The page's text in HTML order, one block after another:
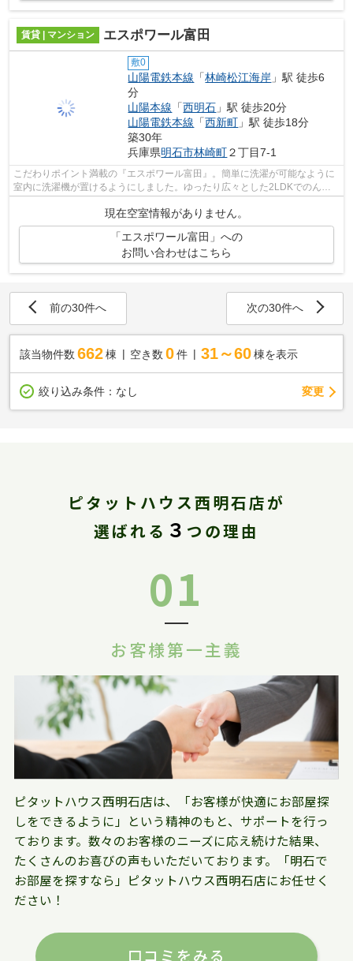
賃貸 | マンション エスポワール富田
敷0
山陽電鉄本線 「林崎松江海岸 」駅 徒歩6
分
山陽本線 「西明石 」駅 徒歩20分
山陽電鉄本線 「西新町 」駅 徒歩18分
築30年
兵庫県明石市林崎町２丁目7-1
こだわりポイント満載の『エスポワール富田』。簡単に洗濯が可能なように
室内に洗濯機が置けるようにしました。ゆったり広々とした2LDKでのんび
現在空室情報がありません。
「エスポワール富田」への
お問い合わせはこちら
前の30件へ 次の30件へ
該当物件数 662棟 空き数 0 件 31～60 棟を表示
絞り込み条件： なし 変更
ピタットハウス西明石店が
選ばれる ３ つの理由
01
お客様第一主義
ピタットハウス西明石店は、「お客様が快適にお部屋探
しをできるように」という精神のもと、サポートを行っ
ております。数々のお客様のニーズに応え続けた結果、
たくさんのお喜びの声もいただいております。「明石で
お部屋を探すなら」ピタットハウス西明石店にお任せく
ださい！
口コミをみる